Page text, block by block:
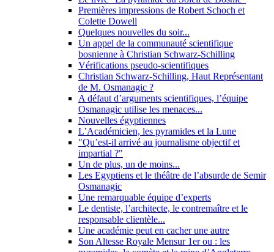
Premières impressions de Robert Schoch et
Colette Dowell
Quelques nouvelles du soir...
Un appel de la communauté scientifique
bosnienne à Christian Schwarz-Schilling
Vérifications pseudo-scientifiques
Christian Schwarz-Schilling, Haut Représentant
de M. Osmanagic ?
A défaut d’arguments scientifiques, l’équipe
Osmanagic utilise les menaces...
Nouvelles égyptiennes
L’Académicien, les pyramides et la Lune
"Qu’est-il arrivé au journalisme objectif et
impartial ?"
Un de plus, un de moins...
Les Egyptiens et le théâtre de l’absurde de Semir
Osmanagic
Une remarquable équipe d’experts
Le dentiste, l’architecte, le contremaître et le
responsable clientèle...
Une académie peut en cacher une autre
Son Altesse Royale Mensur 1er ou : les